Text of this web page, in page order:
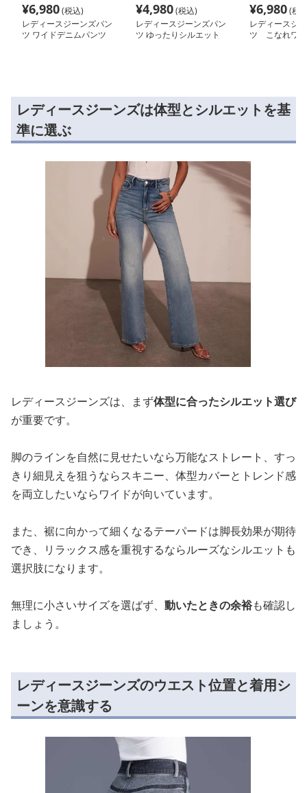
¥6,980(税込)
レディースジーンズパン
ツ ワイドデニムパンツ
¥4,980(税込)
レディースジーンズパン
ツ ゆったりシルエット
¥6,980(税
レディースジ
ツ こなれワ
レディースジーンズは体型とシルエットを基
準に選ぶ
レディースジーンズは、まず体型に合ったシルエット選び
が重要です。
脚のラインを自然に見せたいなら万能なストレート、すっ
きり細見えを狙うならスキニー、体型カバーとトレンド感
を両立したいならワイドが向いています。
また、裾に向かって細くなるテーパードは脚長効果が期待
でき、リラックス感を重視するならルーズなシルエットも
選択肢になります。
無理に小さいサイズを選ばず、 動いたときの余裕も確認し
ましょう。
レディースジーンズのウエスト位置と着用シ
ーンを意識する